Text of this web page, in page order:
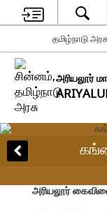
தமிழ்நாடு
அரியலூர்
அரியலூர்